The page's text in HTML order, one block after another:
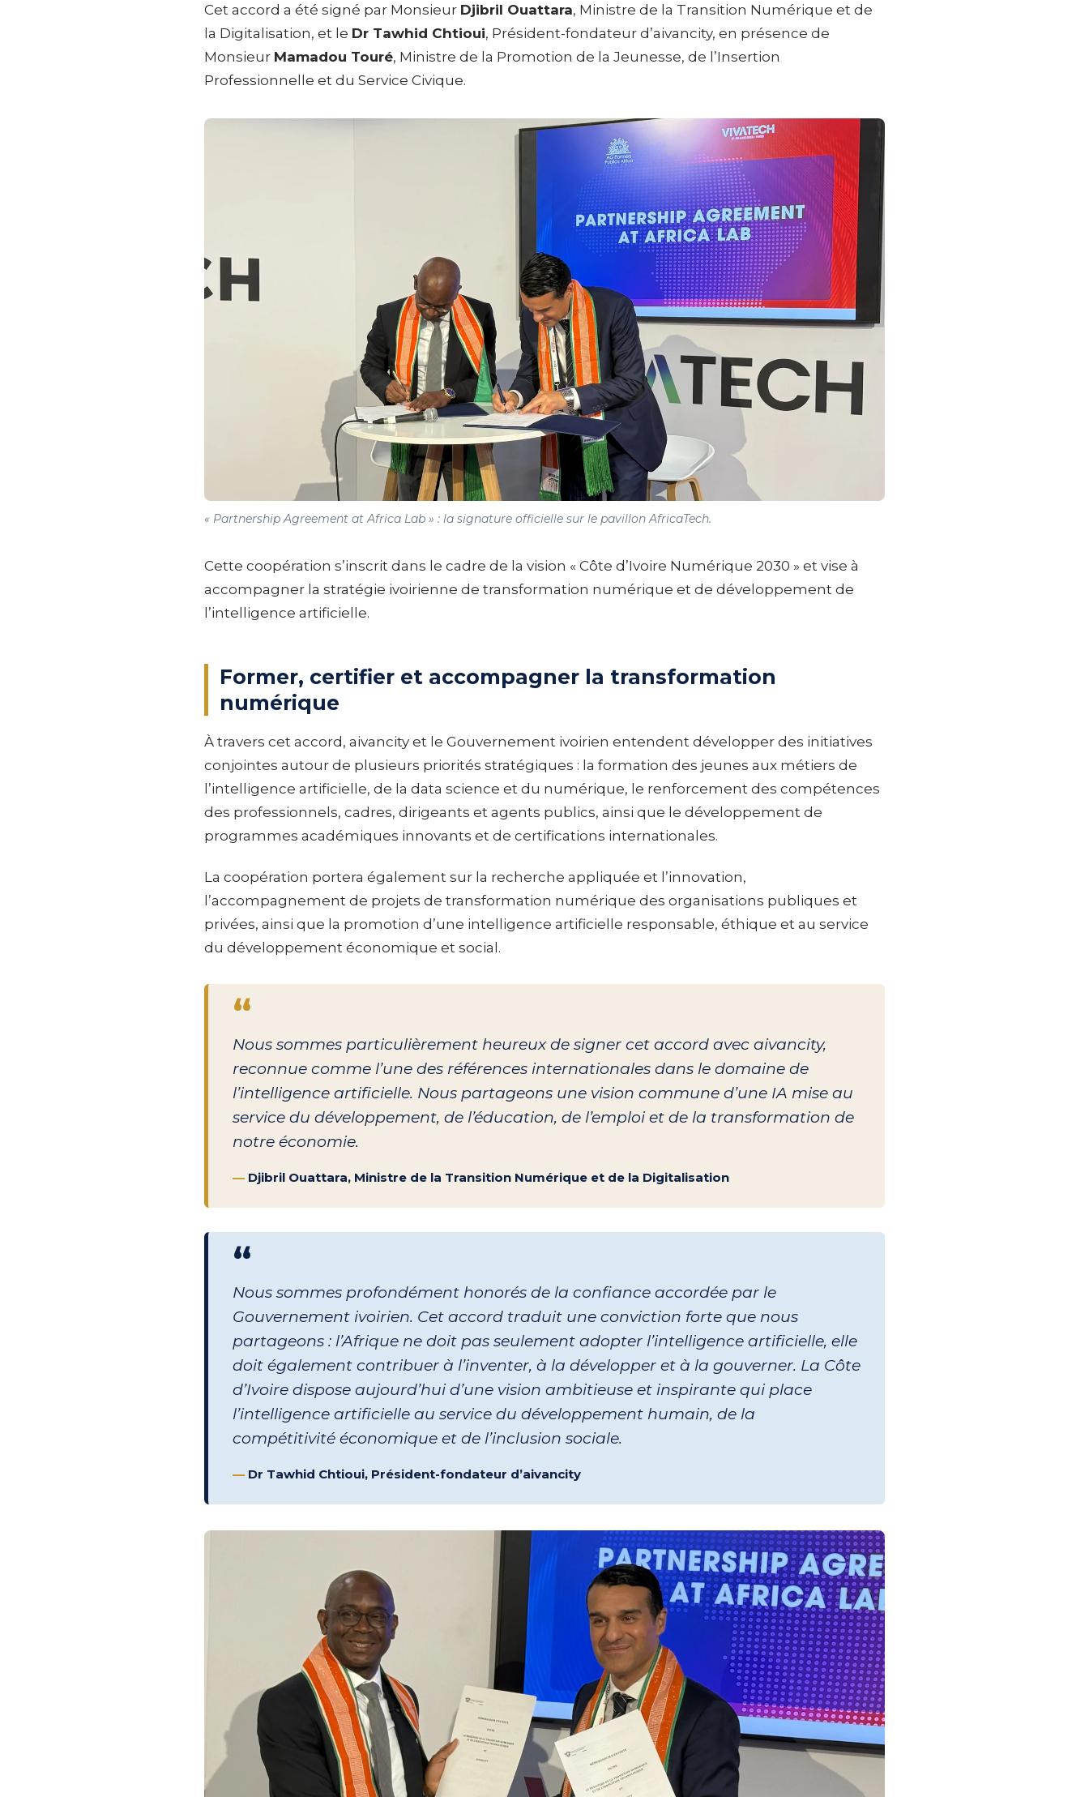
Cet accord a été signé par Monsieur Djibril Ouattara, Ministre de la Transition Numérique et de
la Digitalisation, et le Dr Tawhid Chtioui, Président-fondateur d’aivancity, en présence de
Monsieur Mamadou Touré, Ministre de la Promotion de la Jeunesse, de l’Insertion
Professionnelle et du Service Civique.
« Partnership Agreement at Africa Lab » : la signature officielle sur le pavillon AfricaTech.
Cette coopération s’inscrit dans le cadre de la vision « Côte d’Ivoire Numérique 2030 » et vise à
accompagner la stratégie ivoirienne de transformation numérique et de développement de
l’intelligence artificielle.
Former, certifier et accompagner la transformation
numérique
À travers cet accord, aivancity et le Gouvernement ivoirien entendent développer des initiatives
conjointes autour de plusieurs priorités stratégiques : la formation des jeunes aux métiers de
l’intelligence artificielle, de la data science et du numérique, le renforcement des compétences
des professionnels, cadres, dirigeants et agents publics, ainsi que le développement de
programmes académiques innovants et de certifications internationales.
La coopération portera également sur la recherche appliquée et l’innovation,
l’accompagnement de projets de transformation numérique des organisations publiques et
privées, ainsi que la promotion d’une intelligence artificielle responsable, éthique et au service
du développement économique et social.
“
Nous sommes particulièrement heureux de signer cet accord avec aivancity,
reconnue comme l’une des références internationales dans le domaine de
l’intelligence artificielle. Nous partageons une vision commune d’une IA mise au
service du développement, de l’éducation, de l’emploi et de la transformation de
notre économie.
— Djibril Ouattara, Ministre de la Transition Numérique et de la Digitalisation
“
Nous sommes profondément honorés de la confiance accordée par le
Gouvernement ivoirien. Cet accord traduit une conviction forte que nous
partageons : l’Afrique ne doit pas seulement adopter l’intelligence artificielle, elle
doit également contribuer à l’inventer, à la développer et à la gouverner. La Côte
d’Ivoire dispose aujourd’hui d’une vision ambitieuse et inspirante qui place
l’intelligence artificielle au service du développement humain, de la
compétitivité économique et de l’inclusion sociale.
— Dr Tawhid Chtioui, Président-fondateur d’aivancity